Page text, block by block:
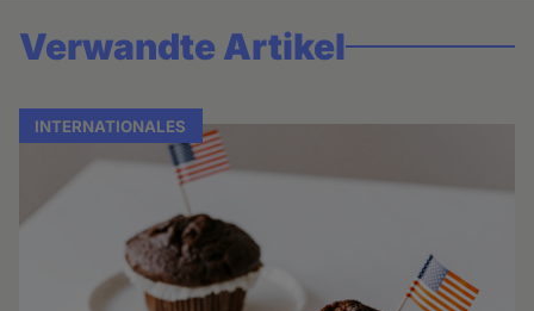
Verwandte Artikel
INTERNATIONALES